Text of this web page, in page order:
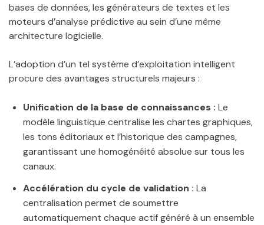
bases de données, les générateurs de textes et les
moteurs d’analyse prédictive au sein d’une même
architecture logicielle.
L’adoption d’un tel système d’exploitation intelligent
procure des avantages structurels majeurs :
Unification de la base de connaissances : Le
modèle linguistique centralise les chartes graphiques,
les tons éditoriaux et l’historique des campagnes,
garantissant une homogénéité absolue sur tous les
canaux.
Accélération du cycle de validation : La
centralisation permet de soumettre
automatiquement chaque actif généré à un ensemble